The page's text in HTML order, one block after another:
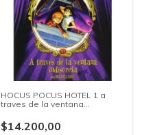
HOCUS POCUS HOTEL 1 a
traves de la ventana
$14.200,00